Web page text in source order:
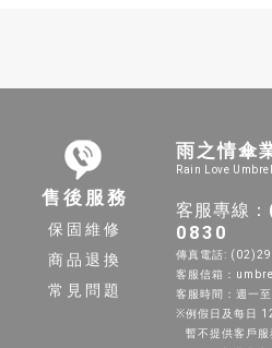
售後服務
保固維修
商品退換
常見問題
雨之情傘
Rain Love
客服專線：
0830
傳真電話:
客服信箱：
客服時間：週一
※例假日及每日
暫不提供客戶服